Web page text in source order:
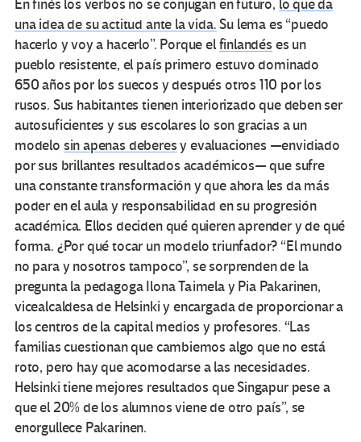
En finés los verbos no se conjugan en futuro, lo que da
una idea de su actitud ante la vida.Su lema es “puedo
hacerlo y voy a hacerlo”. Porque elfinlandés es un
pueblo resistente, el país primero estuvo dominado
650 años por los suecos y después otros 110 por los
rusos. Sus habitantes tienen interiorizado que deben ser
autosuficientes y sus escolares lo son gracias a un
modelo sin apenas deberesy evaluaciones —envidiado
por sus brillantes resultados académicos— que sufre
una constante transformación y que ahora les da más
poder en el aula y responsabilidad en su progresión
académica. Ellos deciden qué quieren aprender y de qué
forma. ¿Por qué tocar un modelo triunfador? “El mundo
no para y nosotros tampoco”, se sorprenden de la
pregunta la pedagoga Ilona Taimela y Pia Pakarinen,
vicealcaldesa de Helsinki y encargada de proporcionar a
los centros de la capital medios y profesores. “Las
familias cuestionan que cambiemos algo que no está
roto, pero hay que acomodarse a las necesidades.
Helsinki tiene mejores resultados que Singapur pese a
que el 20% de los alumnos viene de otro país”, se
enorgullece Pakarinen.